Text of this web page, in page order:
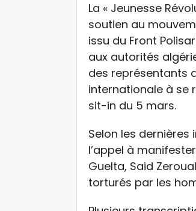
La « Jeunesse
soutien au
issu du Front
aux autorités
des représentants
internationale à se
sit-in du 5 mars.
Selon les
l’appel à
Guelta, Said
torturés par les